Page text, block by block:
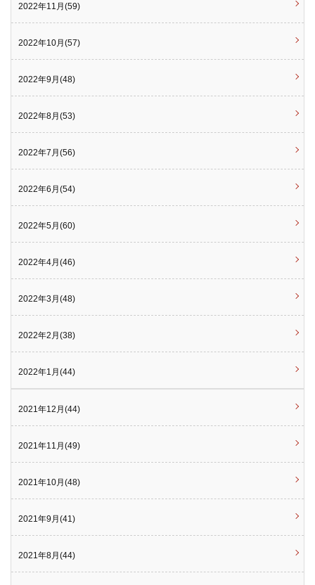
2022年11月(59)
2022年10月(57)
2022年9月(48)
2022年8月(53)
2022年7月(56)
2022年6月(54)
2022年5月(60)
2022年4月(46)
2022年3月(48)
2022年2月(38)
2022年1月(44)
2021年12月(44)
2021年11月(49)
2021年10月(48)
2021年9月(41)
2021年8月(44)